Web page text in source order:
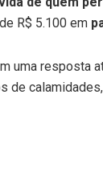
R$ 5.100 em
uma resposta
de